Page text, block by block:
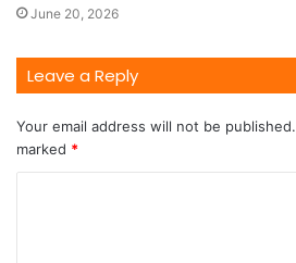
June 20, 2026
Leave a Reply
Your email address will not be published.
marked *